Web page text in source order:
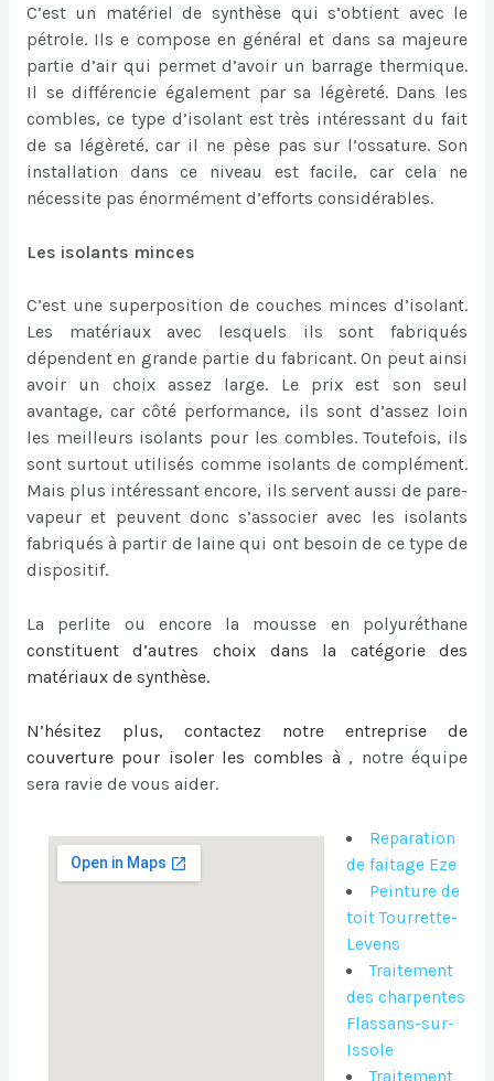
C’est un matériel de synthèse qui s’obtient avec le
pétrole. Ils e compose en général et dans sa majeure
partie d’air qui permet d’avoir un barrage thermique.
Il se différencie également par sa légèreté. Dans les
combles, ce type d’isolant est très intéressant du fait
de sa légèreté, car il ne pèse pas sur l’ossature. Son
installation dans ce niveau est facile, car cela ne
nécessite pas énormément d’efforts considérables.
Les isolants minces
C’est une superposition de couches minces d’isolant.
Les matériaux avec lesquels ils sont fabriqués
dépendent en grande partie du fabricant. On peut ainsi
avoir un choix assez large. Le prix est son seul
avantage, car côté performance, ils sont d’assez loin
les meilleurs isolants pour les combles. Toutefois, ils
sont surtout utilisés comme isolants de complément.
Mais plus intéressant encore, ils servent aussi de pare-
vapeur et peuvent donc s’associer avec les isolants
fabriqués à partir de laine qui ont besoin de ce type de
dispositif.
La perlite ou encore la mousse en polyuréthane
constituent d’autres choix dans la catégorie des
matériaux de synthèse.
N’hésitez plus, contactez notre entreprise de
couverture pour isoler les combles à , notre équipe
sera ravie de vous aider.
Reparation
de faitage Eze
Peinture de
toit Tourrette-
Levens
Traitement
des charpentes
Flassans-sur-
Issole
Traitement